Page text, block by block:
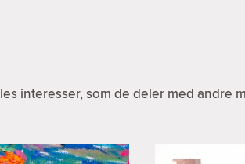
interesser, som de deler med andre